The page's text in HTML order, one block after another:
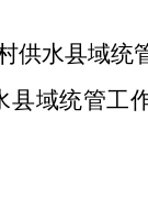
供水县域统
县域统管工